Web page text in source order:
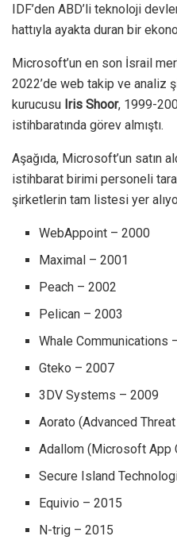
IDF’den ABD’li teknoloji
hattıyla ayakta duran bir
Microsoft’un en son İsrail
2022’de web takip ve analiz
kurucusu Iris Shoor, 1999-
istihbaratında görev almıştı.
Aşağıda, Microsoft’un satın
istihbarat birimi personeli
şirketlerin tam listesi yer
WebAppoint – 2000
Maximal – 2001
Peach – 2002
Pelican – 2003
Whale Communications
Gteko – 2007
3DV Systems – 2009
Aorato (Advanced
Adallom (Microsoft App
Secure Island
Equivio – 2015
N-trig – 2015